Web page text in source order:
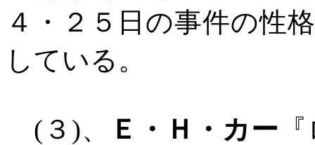
４・２５日の事件の性
している。
( ３ )、 Ｅ・Ｈ・カー